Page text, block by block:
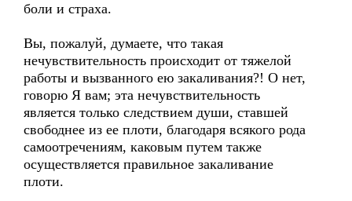
боли и страха.
Вы, пожалуй, думаете, что такая
нечувствительность происходит от тяжелой
работы и вызванного ею закаливания?! О нет,
говорю Я вам; эта нечувствительность
является только следствием души, ставшей
свободнее из ее плоти, благодаря всякого рода
самоотречениям, каковым путем также
осуществляется правильное закаливание
плоти.